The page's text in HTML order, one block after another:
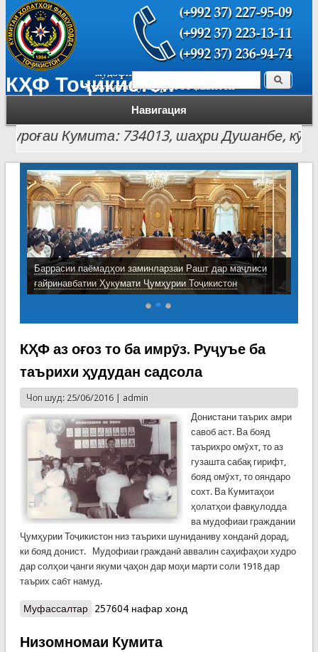
КҲФ Тоҷикистон
Навигация
Форма поиска Поиск
Кумита: 734013, шаҳри Душанбе, кӯчаи
Баррасии паёмадҳои заминларзаи Рашт дар маҷлиси
ғайринавбатии Ҳукумати Ҷумҳурии Тоҷикистон
КҲФ аз оғоз то ба имрӯз. Руҷуъе ба
таърихи ҳудудан садсола
Чоп шуд: 25/06/2016 | admin
Донистани таърих амри
савоб аст. Ва бояд
таърихро омӯхт, то аз
гузашта сабақ гирифт,
бояд омӯхт, то ояндаро
сохт. Ва Кумитаҳои
ҳолатҳои фавқулодда
ва мудофиаи граждании
Ҷумҳурии Тоҷикистон низ таърихи шуниданиву хонданӣ дорад,
ки бояд донист. Мудофиаи гражданӣ аввалин саҳифаҳои худро
дар солҳои ҷанги якуми ҷаҳон дар моҳи марти соли 1918 дар
таърих сабт намуд.
Муфассалтаро КҲФ аз оғоз то ба имрӯз. Руҷуъе ба таърихи
257604 нафар хонд
Низомномаи Кумита